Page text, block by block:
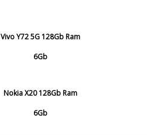
Vivo Y72 5G 128Gb Ram
6Gb
Nokia X20 128Gb Ram
6Gb